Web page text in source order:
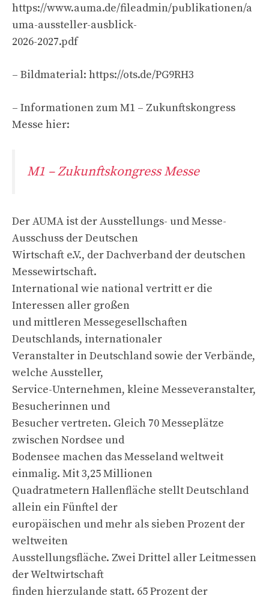
https://www.auma.de/fileadmin/publikationen/a
uma-aussteller-ausblick-
2026-2027.pdf
– Bildmaterial: https://ots.de/PG9RH3
– Informationen zum M1 – Zukunftskongress
Messe hier:
M1 – Zukunftskongress Messe
Der AUMA ist der Ausstellungs- und Messe-
Ausschuss der Deutschen
Wirtschaft e.V., der Dachverband der deutschen
Messewirtschaft.
International wie national vertritt er die
Interessen aller großen
und mittleren Messegesellschaften
Deutschlands, internationaler
Veranstalter in Deutschland sowie der Verbände,
welche Aussteller,
Service-Unternehmen, kleine Messeveranstalter,
Besucherinnen und
Besucher vertreten. Gleich 70 Messeplätze
zwischen Nordsee und
Bodensee machen das Messeland weltweit
einmalig. Mit 3,25 Millionen
Quadratmetern Hallenfläche stellt Deutschland
allein ein Fünftel der
europäischen und mehr als sieben Prozent der
weltweiten
Ausstellungsfläche. Zwei Drittel aller Leitmessen
der Weltwirtschaft
finden hierzulande statt. 65 Prozent der